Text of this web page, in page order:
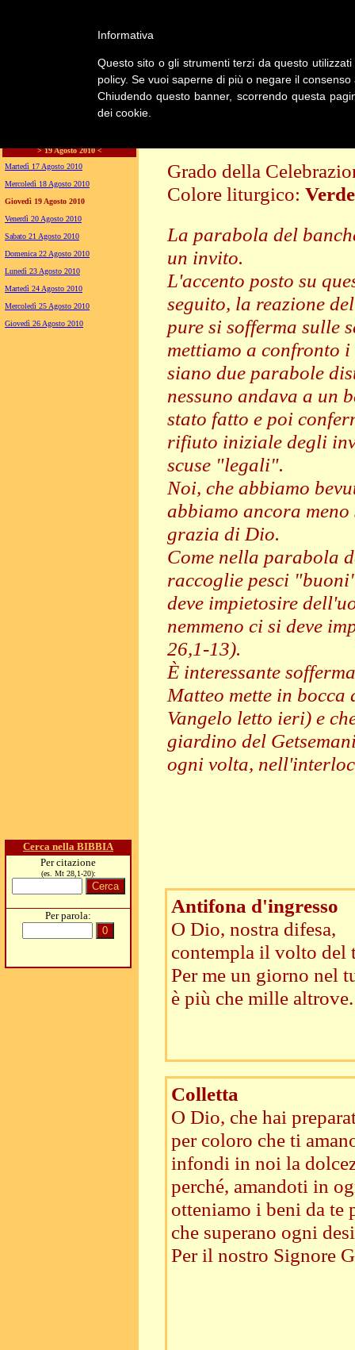
LA CHIESA
> 19 Agosto 2010 <
Martedì 17 Agosto 2010
Mercoledì 18 Agosto 2010
Giovedì 19 Agosto 2010
Venerdì 20 Agosto 2010
Sabato 21 Agosto 2010
Domenica 22 Agosto 2010
Lunedì 23 Agosto 2010
Martedì 24 Agosto 2010
Mercoledì 25 Agosto 2010
Giovedì 26 Agosto 2010
Cerca nella BIBBIA
Per citazione
(es. Mt 28,1-20):
Per parola:
Grado della
Colore liturgico: Verde
La parabola del
un invito.
L'accento posto su
seguito, la reazione
pure si sofferma sulle
mettiamo a confronto
siano due parabole
nessuno andava a un
stato fatto e poi
rifiuto iniziale degli
scuse "legali".
Noi, che abbiamo
abbiamo ancora
grazia di Dio.
Come nella parabola
raccoglie pesci
deve impietosire
nemmeno ci si deve
26,1-13).
È interessante
Matteo mette in
Vangelo letto ieri) e
giardino del
ogni volta,
Antifona d'ingresso
O Dio, nostra difesa,
contempla il volto del
Per me un giorno nel
è più che mille
Colletta
O Dio, che hai
per coloro che ti
infondi in noi la
perché, amandoti in
otteniamo i beni da te
che superano ogni
Per il nostro Signore
Informativa
Questo sito o gli strumenti terzi da questo
policy. Se vuoi saperne di più o negare il
Chiudendo questo banner, scorrendo questa
dei cookie.